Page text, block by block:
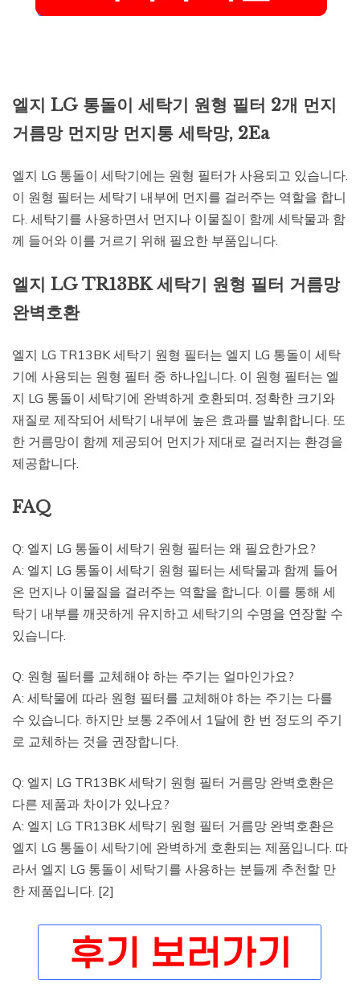
엘지 LG 통돌이 세탁기 원형 필터 2개 먼지
거름망 먼지망 먼지통 세탁망, 2Ea
엘지 LG 통돌이 세탁기에는 원형 필터가 사용되고 있습니다.
이 원형 필터는 세탁기 내부에 먼지를 걸러주는 역할을 합니
다. 세탁기를 사용하면서 먼지나 이물질이 함께 세탁물과 함
께 들어와 이를 거르기 위해 필요한 부품입니다.
엘지 LG TR13BK 세탁기 원형 필터 거름망
완벽호환
엘지 LG TR13BK 세탁기 원형 필터는 엘지 LG 통돌이 세탁
기에 사용되는 원형 필터 중 하나입니다. 이 원형 필터는 엘
지 LG 통돌이 세탁기에 완벽하게 호환되며, 정확한 크기와
재질로 제작되어 세탁기 내부에 높은 효과를 발휘합니다. 또
한 거름망이 함께 제공되어 먼지가 제대로 걸러지는 환경을
제공합니다.
FAQ
Q: 엘지 LG 통돌이 세탁기 원형 필터는 왜 필요한가요?
A: 엘지 LG 통돌이 세탁기 원형 필터는 세탁물과 함께 들어
온 먼지나 이물질을 걸러주는 역할을 합니다. 이를 통해 세
탁기 내부를 깨끗하게 유지하고 세탁기의 수명을 연장할 수
있습니다.
Q: 원형 필터를 교체해야 하는 주기는 얼마인가요?
A: 세탁물에 따라 원형 필터를 교체해야 하는 주기는 다를
수 있습니다. 하지만 보통 2주에서 1달에 한 번 정도의 주기
로 교체하는 것을 권장합니다.
Q: 엘지 LG TR13BK 세탁기 원형 필터 거름망 완벽호환은
다른 제품과 차이가 있나요?
A: 엘지 LG TR13BK 세탁기 원형 필터 거름망 완벽호환은
엘지 LG 통돌이 세탁기에 완벽하게 호환되는 제품입니다. 따
라서 엘지 LG 통돌이 세탁기를 사용하는 분들께 추천할 만
한 제품입니다. [2]